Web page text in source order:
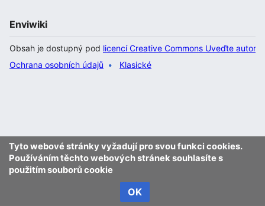
Tyto webové stránky vyžadují pro svou funkci cookies.
Používáním těchto webových stránek souhlasíte s
použitím souborů cookie
OK
Enviwiki
Obsah je dostupný pod licencí Creative Commons Uveďte
Ochrana osobních údajů
Klasické